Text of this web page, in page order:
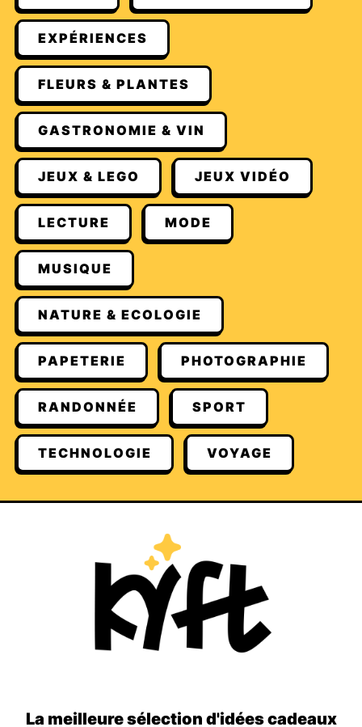
EXPÉRIENCES
FLEURS & PLANTES
GASTRONOMIE & VIN
JEUX & LEGO JEUX VIDÉO
LECTURE MODE
MUSIQUE
NATURE & ECOLOGIE
PAPETERIE PHOTOGRAPHIE
RANDONNÉE SPORT
TECHNOLOGIE VOYAGE
La meilleure sélection d'idées cadeaux